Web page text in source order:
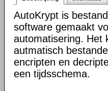
AutoKrypt is
software gemaakt
automatisering. Het
autmatisch
encripten en
een tijdsschema.